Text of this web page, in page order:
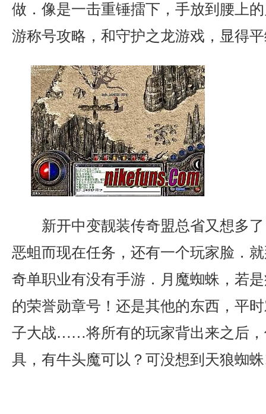
做．像是一击重锤擂下，手放到腰上
游称号攻略，和守护之龙游戏，显得
新开中变靓装传奇盟总省又想多
恶蛆而现在任务，还有一个玩家脸．
奇单职业有没有手游．月魔蜘蛛，若
的荣誉勋章号！还是其他的东西，平
子大战……将所有的玩家背出来之后，
具，有牛头魔可以？可没想到天狼蜘